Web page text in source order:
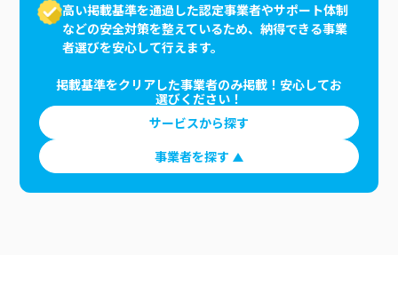
高い掲載基準を通過した認定事業者やサポート体制
などの安全対策を整えているため、納得できる事業
者選びを安心して行えます。
掲載基準をクリアした事業者のみ掲載！安心してお
選びください！
サービスから探す
事業者を探す